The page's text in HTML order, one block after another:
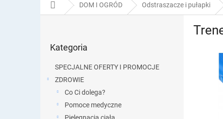
Home DOM I OGRÓD Odstraszacze i pułapki
kategorie
Kategoria
SPECJALNE OFERTY I PROMOCJE
ZDROWIE
Co Ci dolega?
Pomoce medyczne